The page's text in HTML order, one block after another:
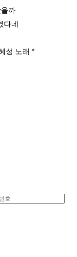
까
다네
성 노래 *